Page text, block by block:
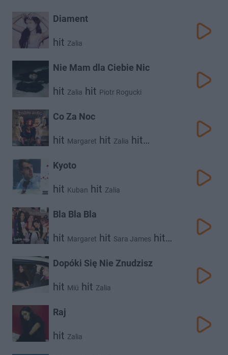
Diament
hit Zalia
Nie Mam dla Ciebie Nic
hit Zalia hit Piotr Rogucki
Co Za Noc
hit Margaret hit Zalia hit
Kyoto
hit Kuban hit Zalia
Bla Bla Bla
hit Margaret hit Sara James hit
Dopóki Się Nie Znudzisz
hit Miü hit Zalia
Raj
hit Zalia